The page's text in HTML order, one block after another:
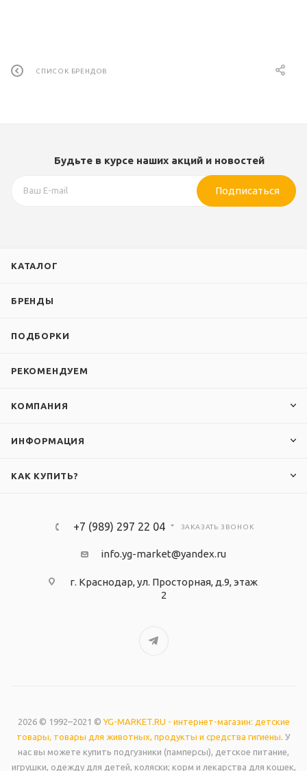
СПИСОК БРЕНДОВ
Будьте в курсе наших акций и новостей
Подписаться
КАТАЛОГ
БРЕНДЫ
ПОДБОРКИ
РЕКОМЕНДУЕМ
КОМПАНИЯ
ИНФОРМАЦИЯ
КАК КУПИТЬ?
+7 (989) 297 22 04 ЗАКАЗАТЬ ЗВОНОК
info.yg-market@yandex.ru
г. Краснодар, ул. Просторная, д.9, этаж
2
2026 © 1992–2021 ©YG-MARKET.RU - интернет-магазин: детские
товары, товары для животных, продукты и средства гигиены. У
нас вы можете купить подгузники (памперсы), детское питание,
игрушки, одежду для детей, коляски; корм и лекарства для кошек,